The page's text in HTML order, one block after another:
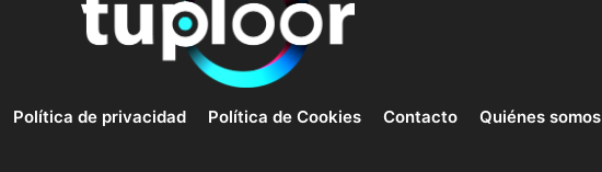
Política de privacidad Política de Cookies Contacto Quiénes somos